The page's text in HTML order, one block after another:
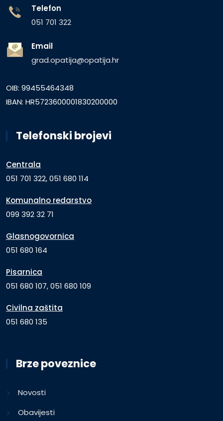
Telefon
051 701 322
Email
grad.opatija@opatija.hr
OIB: 99455464348
IBAN: HR5723600001830200000
Telefonski brojevi
Centrala
051 701 322, 051 680 114
Komunalno redarstvo
099 392 32 71
Glasnogovornica
051 680 164
Pisarnica
051 680 107, 051 680 109
Civilna zaštita
051 680 135
Brze poveznice
Novosti
Obavijesti